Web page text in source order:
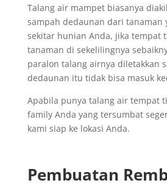
Talang air mampet biasanya
sampah dedaunan dari tanaman
sekitar hunian Anda, jika tempat
tanaman di sekelilingnya
paralon talang airnya diletakkan
dedaunan itu tidak bisa masuk
Apabila punya talang air tempat
family Anda yang tersumbat
kami siap ke lokasi Anda.
Pembuatan